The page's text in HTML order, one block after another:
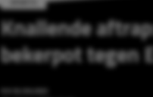
Knallende
bekerpot tegen
RIK BLOKLAND